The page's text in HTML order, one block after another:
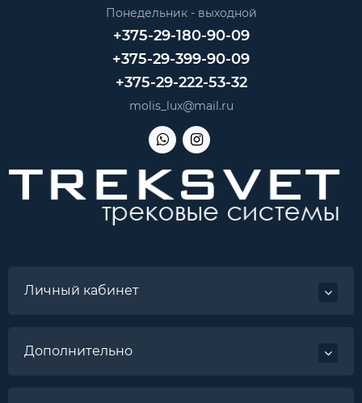
Понедельник - выходной
+375-29-180-90-09
+375-29-399-90-09
+375-29-222-53-32
molis_lux@mail.ru
Личный кабинет
Дополнительно